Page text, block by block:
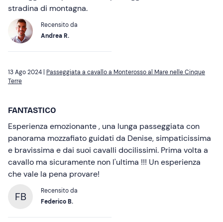
stradina di montagna.
Recensito da
Andrea R.
13 Ago 2024 | Passeggiata a cavallo a Monterosso al Mare nelle Cinque
Terre
FANTASTICO
Esperienza emozionante , una lunga passeggiata con
panorama mozzafiato guidati da Denise, simpaticissima
e bravissima e dai suoi cavalli docilissimi. Prima volta a
cavallo ma sicuramente non l'ultima !!! Un esperienza
che vale la pena provare!
FB
Recensito da
Federico B.